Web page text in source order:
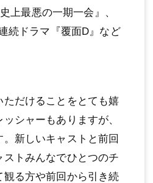
上最悪の⼀期⼀会』、
続ドラマ『覆⾯D』など
だけることをとても嬉
シャーもありますが、
新しいキャストと前回
トみんなでひとつのチ
観る⽅や前回から引き続